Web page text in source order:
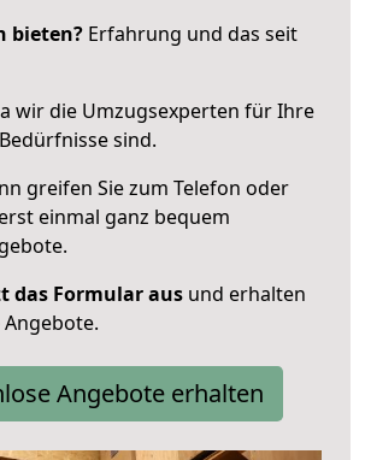
bieten? Erfahrung und das seit
wir die Umzugsexperten für Ihre
sind.
greifen Sie zum Telefon oder
einmal ganz bequem
das Formular aus und erhalten
Angebote erhalten